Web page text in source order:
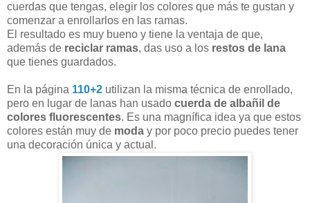
cuerdas que tengas, elegir los colores que más te gustan y
comenzar a enrollarlos en las ramas.
El resultado es muy bueno y tiene la ventaja de que,
además de reciclar ramas, das uso a los restos de lana
que tienes guardados.
En la página 110+2 utilizan la misma técnica de enrollado,
pero en lugar de lanas han usado cuerda de albañil de
colores fluorescentes. Es una magnífica idea ya que estos
colores están muy de moda y por poco precio puedes tener
una decoración única y actual.